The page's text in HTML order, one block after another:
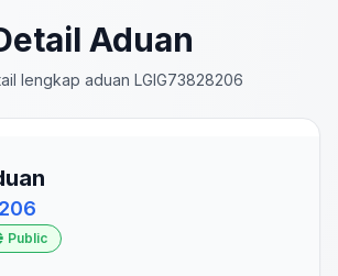
Aduan
lengkap aduan LGIG73828206
Public